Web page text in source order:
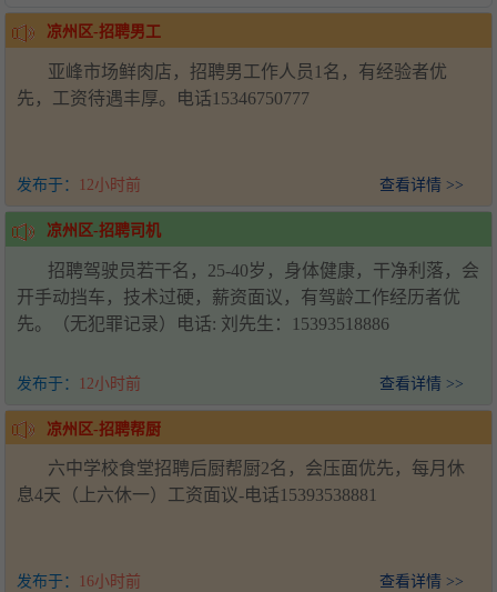
凉州区-招聘男工
亚峰市场鲜肉店，招聘男工作人员1名，有经验者优
先，工资待遇丰厚。电话15346750777
发布于： 12小时前 查看详情 >>
凉州区-招聘司机
招聘驾驶员若干名，25-40岁，身体健康，干净利落，会
开手动挡车，技术过硬，薪资面议，有驾龄工作经历者优
先。（无犯罪记录）电话: 刘先生：15393518886
发布于： 12小时前 查看详情 >>
凉州区-招聘帮厨
六中学校食堂招聘后厨帮厨2名，会压面优先，每月休
息4天（上六休一）工资面议-电话15393538881
发布于： 16小时前 查看详情 >>